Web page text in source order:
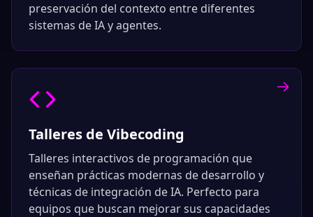
preservación del contexto entre diferentes
sistemas de IA y agentes.
Talleres de Vibecoding
Talleres interactivos de programación que
enseñan prácticas modernas de desarrollo y
técnicas de integración de IA. Perfecto para
equipos que buscan mejorar sus capacidades